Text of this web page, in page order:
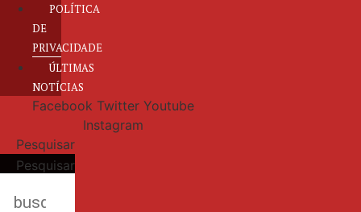
POLÍTICA
DE
PRIVACIDADE
ÚLTIMAS
NOTÍCIAS
Facebook Twitter Youtube
Instagram
Pesquisar
Pesquisar